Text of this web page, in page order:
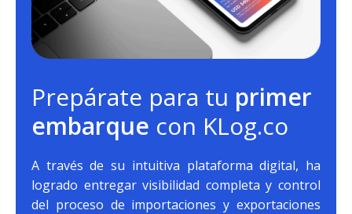
Prepárate para tu primer
embarque con KLog.co
A través de su intuitiva plataforma digital, ha
logrado entregar visibilidad completa y control
del proceso de importaciones y exportaciones